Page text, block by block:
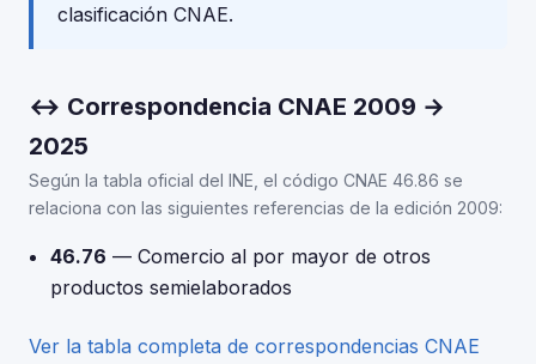
clasificación CNAE.
↔ Correspondencia CNAE 2009 →
2025
Según la tabla oficial del INE, el código CNAE 46.86 se
relaciona con las siguientes referencias de la edición 2009:
46.76 — Comercio al por mayor de otros
productos semielaborados
Ver la tabla completa de correspondencias CNAE